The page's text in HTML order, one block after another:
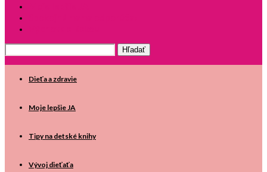
Dieťa a zdravie
Moje lepšie JA
Tipy na detské knihy
Vývoj dieťaťa